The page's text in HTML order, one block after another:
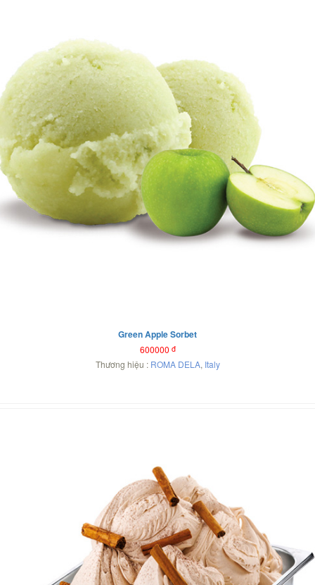
Green Apple Sorbet
600000 đ
Thương hiệu : ROMA DELA, Italy